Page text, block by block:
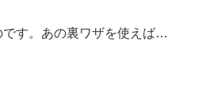
す。あの裏ワザを使えば…